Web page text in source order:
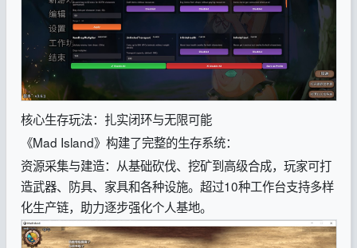
核心生存玩法：扎实闭环与无限可能
《Mad Island》构建了完整的生存系统：
资源采集与建造：从基础砍伐、挖矿到高级合成，玩家可打
造武器、防具、家具和各种设施。超过10种工作台支持多样
化生产链，助力逐步强化个人基地。